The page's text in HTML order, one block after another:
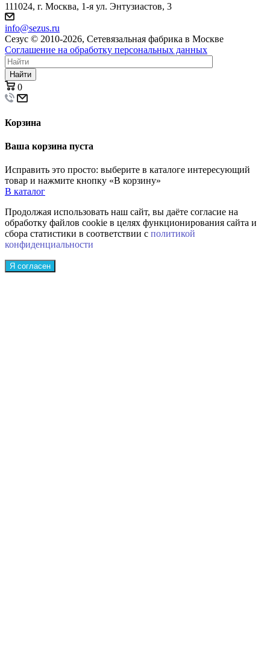
111024, г. Москва, 1-я ул. Энтузиастов, 3
info@sezus.ru
Сезус © 2010-2026, Сетевязальная фабрика в Москве
Соглашение на обработку персональных данных
Найти
0
Корзина
Ваша корзина пуста
Исправить это просто: выберите в каталоге интересующий
товар и нажмите кнопку «В корзину»
В каталог
Продолжая использовать наш сайт, вы даёте согласие на
обработку файлов cookie в целях функционирования сайта и
сбора статистики в соответствии с политикой
конфиденциальности
Я согласен